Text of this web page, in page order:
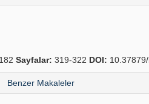
Sayfalar: 319-322 DOI:
Benzer Makaleler